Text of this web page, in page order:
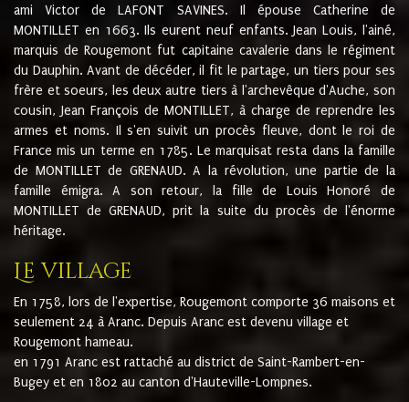
ami Victor de LAFONT SAVINES. Il épouse Catherine de
MONTILLET en 1663. Ils eurent neuf enfants. Jean Louis, l'ainé,
marquis de Rougemont fut capitaine cavalerie dans le régiment
du Dauphin. Avant de décéder, il fit le partage, un tiers pour ses
frère et soeurs, les deux autre tiers à l'archevêque d'Auche, son
cousin, Jean François de MONTILLET, à charge de reprendre les
armes et noms. Il s'en suivit un procès fleuve, dont le roi de
France mis un terme en 1785. Le marquisat resta dans la famille
de MONTILLET de GRENAUD. A la révolution, une partie de la
famille émigra. A son retour, la fille de Louis Honoré de
MONTILLET de GRENAUD, prit la suite du procès de l'énorme
héritage.
Le village
En 1758, lors de l'expertise, Rougemont comporte 36 maisons et
seulement 24 à Aranc. Depuis Aranc est devenu village et
Rougemont hameau.
en 1791 Aranc est rattaché au district de Saint-Rambert-en-
Bugey et en 1802 au canton d'Hauteville-Lompnes.